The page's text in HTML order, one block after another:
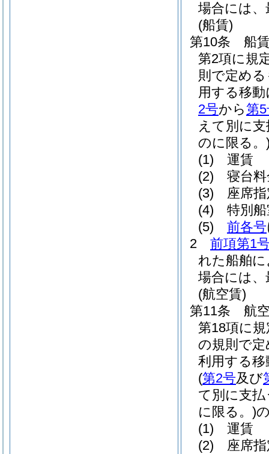
場合には、
(船賃)
第10条
船
第2項に規
則で定め
用する移
2号から第
えて別に
のに限る。
(1)
運賃
(2)
寝台
(3)
座席
(4)
特別
(5)
前各号
2
前項第1
れた船舶
場合には、
(航空賃)
第11条
航
第18項に
の規則で
利用する
(第2号及び
て別に支
に限る。)
(1)
運賃
(2)
座席